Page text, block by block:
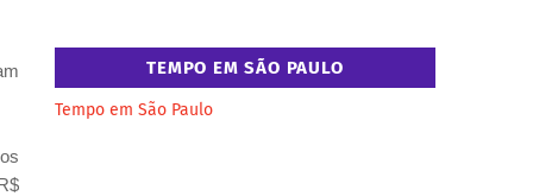
TEMPO EM SÃO PAULO
Tempo em São Paulo